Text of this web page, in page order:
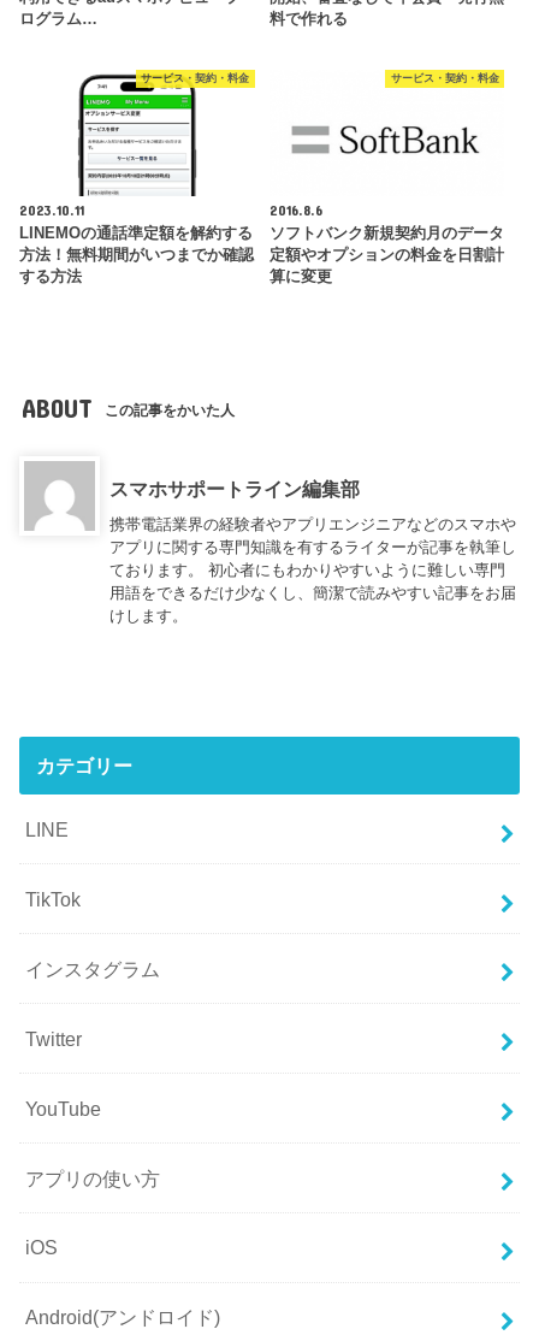
ログラム…
料で作れる
サービス・契約・料金
2023.10.11
LINEMOの通話準定額を解約する
方法！無料期間がいつまでか確認
する方法
サービス・契約・料金
2016.8.6
ソフトバンク新規契約月のデータ
定額やオプションの料金を日割計
算に変更
ABOUT この記事をかいた人
スマホサポートライン編集部
携帯電話業界の経験者やアプリエンジニアなどのスマホや
アプリに関する専門知識を有するライターが記事を執筆し
ております。 初心者にもわかりやすいように難しい専門
用語をできるだけ少なくし、簡潔で読みやすい記事をお届
けします。
カテゴリー
LINE
TikTok
インスタグラム
Twitter
YouTube
アプリの使い方
iOS
Android(アンドロイド)